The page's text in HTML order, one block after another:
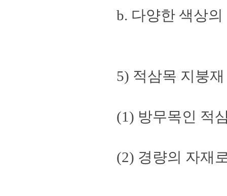
b. 다양한 색상
5) 적삼목 지붕재
(1) 방무목인 적
(2) 경량의 자재